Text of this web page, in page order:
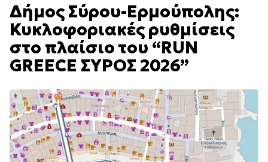
Δήμος Σύρου-Ερμούπολης:
Κυκλοφοριακές ρυθμίσεις
στο πλαίσιο του “RUN
GREECE ΣΥΡΟΣ 2026”